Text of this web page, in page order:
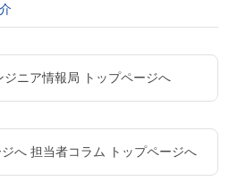
ニア情報局 トップページへ
へ 担当者コラム トップページへ